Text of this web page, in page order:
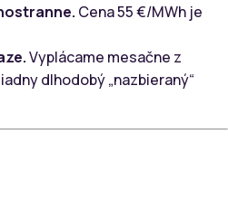
Cena 55 €/MWh je
Vyplácame mesačne z
dlhodobý „nazbieraný“